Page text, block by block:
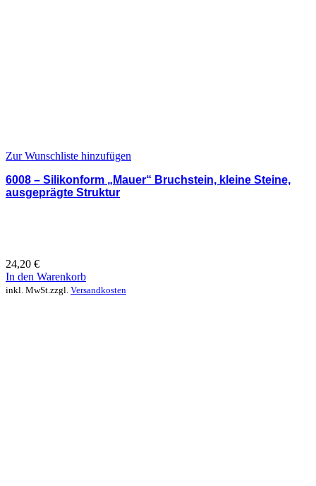
Zur Wunschliste hinzufügen
6008 – Silikonform „Mauer“ Bruchstein, kleine Steine,
ausgeprägte Struktur
24,20 €
In den Warenkorb
inkl. MwSt. zzgl. Versandkosten